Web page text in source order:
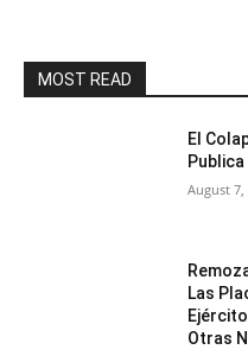
MOST READ
El
Publica
August 7,
Las
Otras